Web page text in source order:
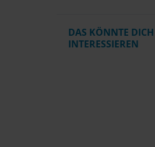
DAS KÖNNTE
INTERESSIEREN